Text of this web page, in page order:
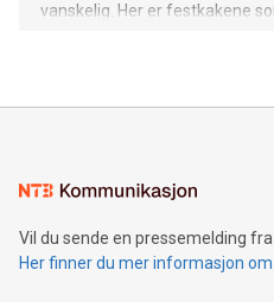
vanskelig. Her er festkakene
Vil du sende en pressemelding
Her finner du mer informasjon